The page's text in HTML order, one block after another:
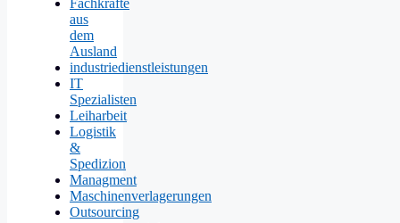
Fachkräfte
aus
dem
Ausland
industriedienstleistungen
IT
Spezialisten
Leiharbeit
Logistik
&
Spedizion
Managment
Maschinenverlagerungen
Outsourcing